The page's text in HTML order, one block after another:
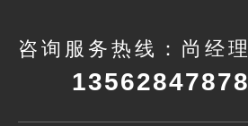
咨询服务热线：尚经理
13562847878